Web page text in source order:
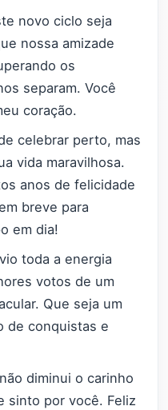
novo ciclo seja
nossa amizade
os
separam. Você
coração.
celebrar perto, mas
vida maravilhosa.
anos de felicidade
breve para
em dia!
toda a energia
votos de um
Que seja um
de conquistas e
diminui o carinho
sinto por você. Feliz